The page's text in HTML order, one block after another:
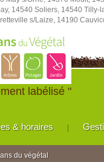
14540 Soliers, 14540
s/Laize, 14190
labélisé "
& horaires
du végétal